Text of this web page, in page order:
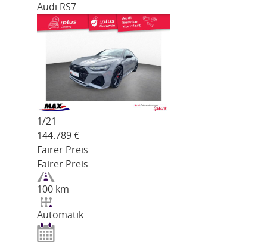
Audi RS7
1/21
144.789 €
Fairer Preis
Fairer Preis
100 km
Automatik